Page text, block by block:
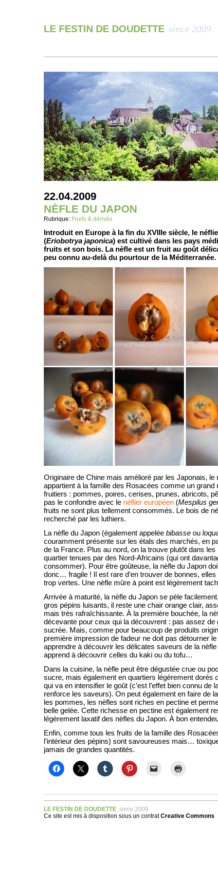
LE FESTIN DE DOUDETTE since 2009
22.04.2009
NÈFLE DU JAPON
Rubrique: Fruits & dérivés
Introduit en Europe à la fin du XVIIIe siècle, le
(Eriobotrya japonica) est cultivé dans les pays
fruits et son bois. La nèfle est un fruit au goût
peu connu au-delà du pourtour de la Méditerranée.
Originaire de Chine mais amélioré par les Japonais, le
appartient à la famille des Rosacées comme un grand
fruitiers : pommes, poires, cerises, prunes, abricots,
pas le confondre avec le néflier européen (Mespilus
fruits ne sont plus tellement consommés. Le bois de
recherché par les luthiers.
La nèfle du Japon (également appelée bibasse ou
couramment présente sur les étals des marchés, en
de la France. Plus au nord, on la trouve plutôt dans
quartier tenues par des Nord-Africains (qui ont
consommer). Pour être goûteuse, la nèfle du Japon
donc… fragile ! Il est rare d’en trouver de bonnes,
trop vertes. Une nèfle mûre à point est légèrement
Arrivée à maturité, la nèfle du Japon se pèle
gros pépins luisants, il reste une chair orange clair,
mais très rafraîchissante. À la première bouchée, la
décevante pour ceux qui la découvrent : pas assez de
sucrée. Mais, comme pour beaucoup de produits
première impression de fadeur ne doit pas détourner
apprendre à découvrir les délicates saveurs de la
apprend à découvrir celles du kaki ou du tofu…
Dans la cuisine, la nèfle peut être dégustée crue ou
sucre, mais également en quartiers légèrement dorés
qui va en intensifier le goût (c’est l’effet bien connu de
renforce les saveurs). On peut également en faire de
les pommes, les nèfles sont riches en pectine et
belle gelée. Cette richesse en pectine est également
légèrement laxatif des nèfles du Japon. À bon
Enfin, comme tous les fruits de la famille des
l’intérieur des pépins) sont savoureuses mais…
jamais de grandes quantités.
LE FESTIN DE DOUDETTE since 2009
Ce site est mis à disposition sous un contratCreative Commons